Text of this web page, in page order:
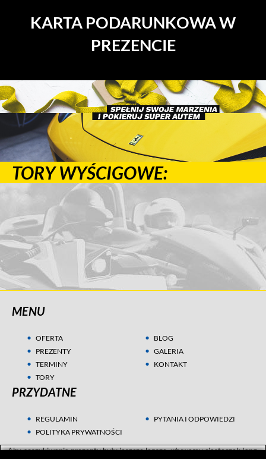
KARTA PODARUNKOWA W
PREZENCIE
TORY WYŚCIGOWE:
MENU
OFERTA
PREZENTY
TERMINY
TORY
BLOG
GALERIA
KONTAKT
PRZYDATNE
REGULAMIN
POLITYKA PRYWATNOŚCI
PYTANIA I ODPOWIEDZI
Aby poszukiwania prezentu były jeszcze lepsze, używamy ciasteczek (ang.